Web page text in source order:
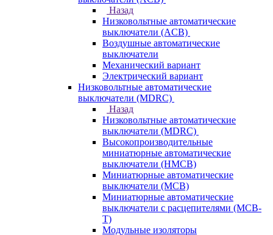
Назад
Низковольтные автоматические
выключатели (ACB)
Воздушные автоматические
выключатели
Механический вариант
Электрический вариант
Низковольтные автоматические
выключатели (MDRC)
Назад
Низковольтные автоматические
выключатели (MDRC)
Высокопроизводительные
миниатюрные автоматические
выключатели (HMCB)
Миниатюрные автоматические
выключатели (MCB)
Миниатюрные автоматические
выключатели с расцепителями (MCB-
T)
Модульные изоляторы